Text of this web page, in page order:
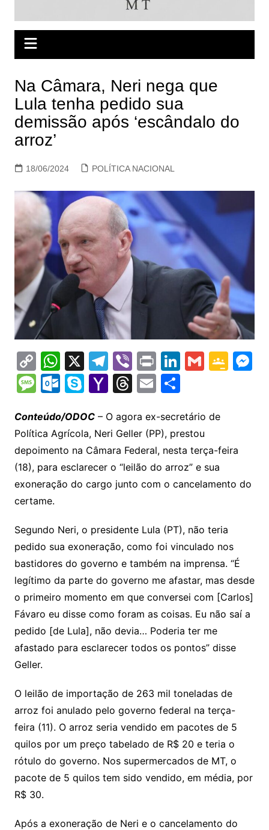
Na Câmara, Neri nega que
Lula tenha pedido sua
demissão após ‘escândalo do
arroz’
18/06/2024 POLÍTICA NACIONAL
C
o
p
y
Li
n
k
W
h
at
s
A
p
p
X T
el
e
gr
a
m
Vi
b
er
Pr
in
t
Li
n
k
e
dI
n
G
l
G
Cl
a
s
o
m
M
M
s
s
a
g
e
O
lo
o
k.
c
S
y
p
e
Y
h
o
o
M
T
e
a
d
s
E
ai
l
S
ar
e
Conteúdo/ODOC– O agora ex-secretário de
Política Agrícola, Neri Geller (PP), prestou
depoimento na Câmara Federal, nesta terça-feira
(18), para esclarecer o “leilão do arroz” e sua
exoneração do cargo junto com o cancelamento do
certame.
Segundo Neri, o presidente Lula (PT), não teria
pedido sua exoneração, como foi vinculado nos
bastidores do governo e também na imprensa. “É
legítimo da parte do governo me afastar, mas desde
o primeiro momento em que conversei com [Carlos]
Fávaro eu disse como foram as coisas. Eu não saí a
pedido [de Lula], não devia… Poderia ter me
afastado para esclarecer todos os pontos” disse
Geller.
O leilão de importação de 263 mil toneladas de
arroz foi anulado pelo governo federal na terça-
feira (11). O arroz seria vendido em pacotes de 5
quilos por um preço tabelado de R$ 20 e teria o
rótulo do governo. Nos supermercados de MT, o
pacote de 5 quilos tem sido vendido, em média, por
R$ 30.
Após a exoneração de Neri e o cancelamento do